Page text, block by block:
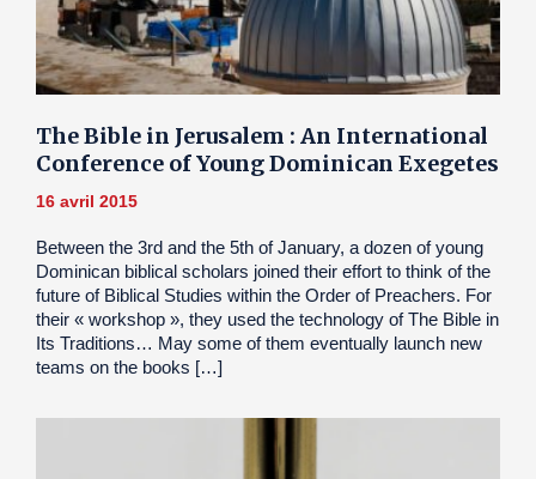
The Bible in Jerusalem : An International
Conference of Young Dominican Exegetes
16 avril 2015
Between the 3rd and the 5th of January, a dozen of young
Dominican biblical scholars joined their effort to think of the
future of Biblical Studies within the Order of Preachers. For
their « workshop », they used the technology of The Bible in
Its Traditions… May some of them eventually launch new
teams on the books […]